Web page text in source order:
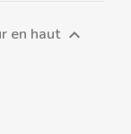
en haut 